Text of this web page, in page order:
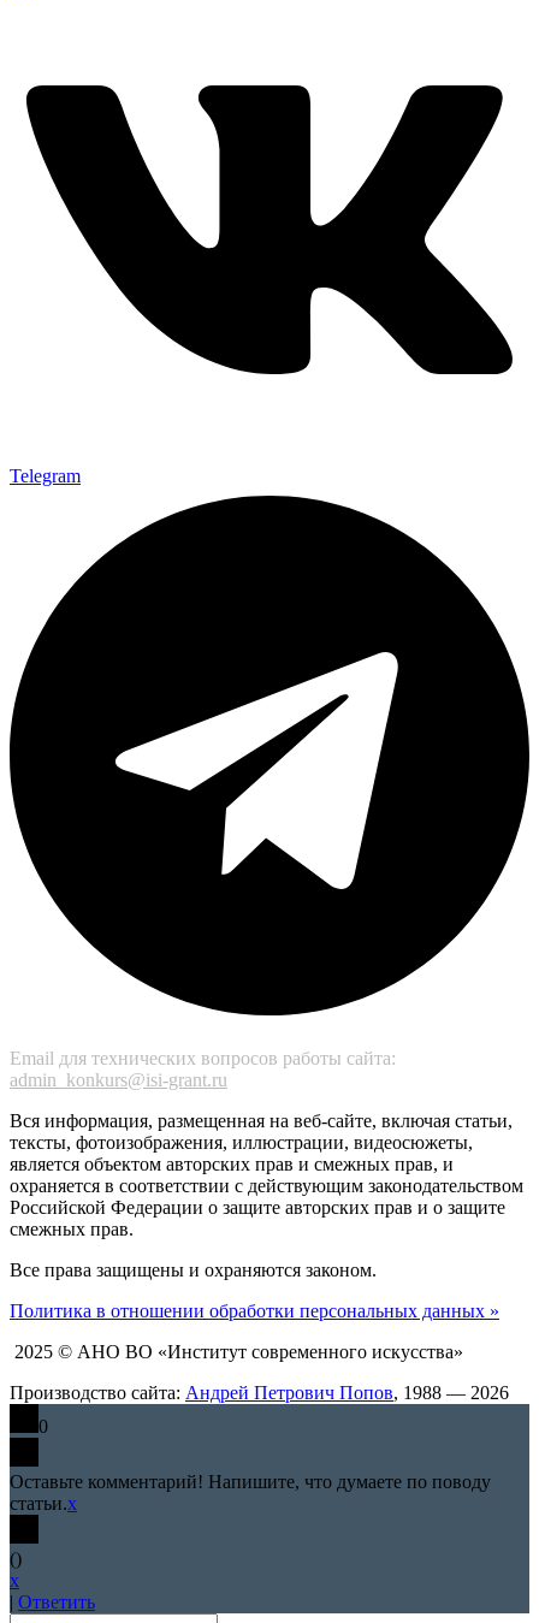
Telegram
Email для технических вопросов работы сайта:
admin_konkurs@isi-grant.ru
Вся информация, размещенная на веб-сайте, включая статьи,
тексты, фотоизображения, иллюстрации, видеосюжеты,
является объектом авторских прав и смежных прав, и
охраняется в соответствии с действующим законодательством
Российской Федерации о защите авторских прав и о защите
смежных прав.
Все права защищены и охраняются законом.
Политика в отношении обработки персональных данных »
2025 © АНО ВО «Институт современного искусства»
Производство сайта: Андрей Петрович Попов, 1988 — 2026
0
Оставьте комментарий! Напишите, что думаете по поводу
статьи.x
()
x
| Ответить